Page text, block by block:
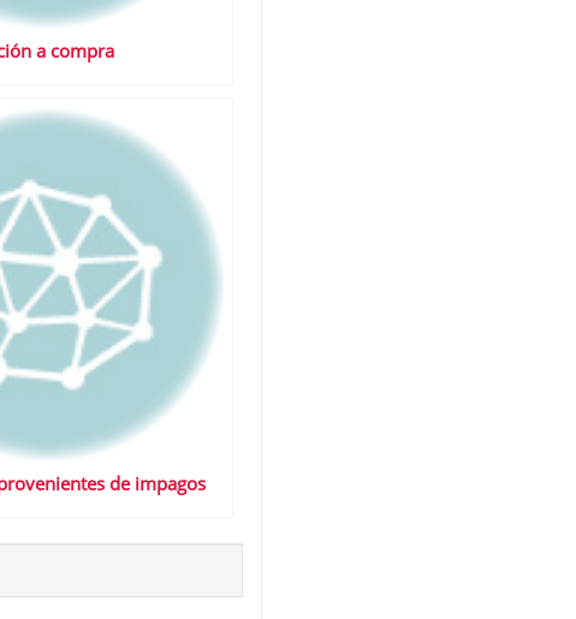
a compra
de impagos